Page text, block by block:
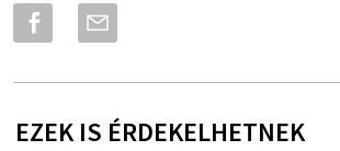
EZEK IS ÉRDEKELHETNEK